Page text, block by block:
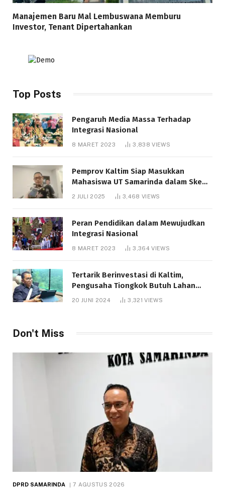
Manajemen Baru Mal Lembuswana Memburu
Investor, Tenant Dipertahankan
Top Posts
Pengaruh Media Massa Terhadap
Integrasi Nasional
8 MARET 2023 3,838VIEWS
Pemprov Kaltim Siap Masukkan
Mahasiswa UT Samarinda dalam Skema
Bantuan Pendidikan Gratispol
2 JULI 2025 3,468 VIEWS
Peran Pendidikan dalam Mewujudkan
Integrasi Nasional
8 MARET 2023 3,364VIEWS
Tertarik Berinvestasi di Kaltim,
Pengusaha Tiongkok Butuh Lahan
1.000 Hektare
20 JUNI 2024 3,321VIEWS
Don't Miss
DPRD SAMARINDA 7 AGUSTUS 2026